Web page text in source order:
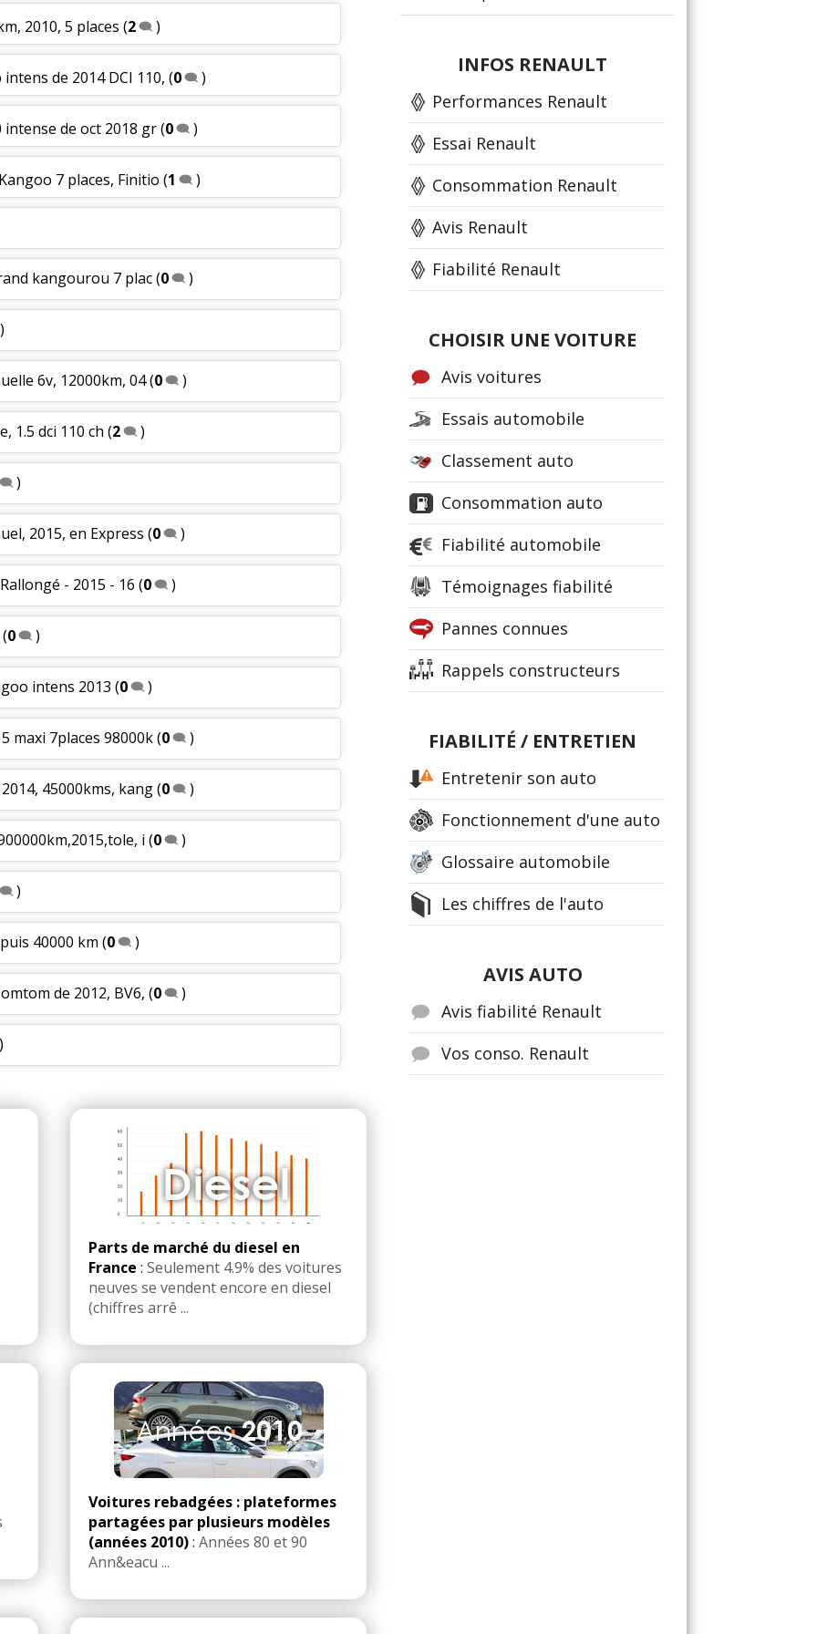
2010, 5 places (2 )
de 2014 DCI 110, (0 )
intense de oct 2018 gr(0 )
7 places, Finitio (1 )
kangourou 7 plac(0 )
)
6v, 12000km, 04(0 )
1.5 dci 110 ch (2 )
)
2015, en Express (0 )
- 2015 - 16 (0 )
0 )
intens 2013 (0 )
maxi 7places 98000k(0 )
45000kms, kang(0 )
i (0 )
)
40000 km (0 )
de 2012, BV6, (0 )
Parts de marché du diesel en
France : Seulement 4.9% des voitures
neuves se vendent encore en diesel
(chiffres arrê ...
Voitures rebadgées : plateformes
partagées par plusieurs modèles
(années 2010): Années 80 et 90
Ann&eacu ...
INFOS RENAULT
Performances Renault
Essai Renault
Consommation Renault
Avis Renault
Fiabilité Renault
CHOISIR UNE VOITURE
Avis voitures
Essais automobile
Classement auto
Consommation auto
Fiabilité automobile
Témoignages fiabilité
Pannes connues
Rappels constructeurs
FIABILITÉ / ENTRETIEN
Entretenir son auto
Fonctionnement d'une auto
Glossaire automobile
Les chiffres de l'auto
AVIS AUTO
Avis fiabilité Renault
Vos conso. Renault